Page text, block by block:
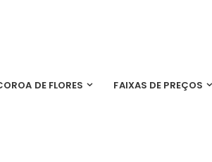
DE FLORES FAIXAS DE PREÇOS